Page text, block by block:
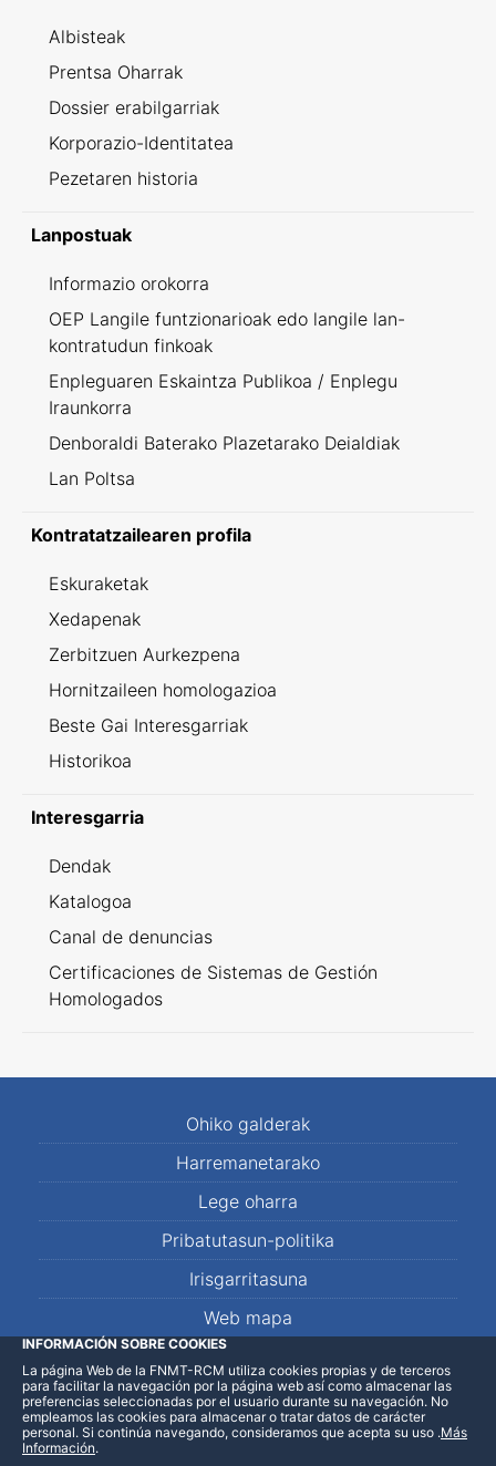
Albisteak
Prentsa Oharrak
Dossier erabilgarriak
Korporazio-Identitatea
Pezetaren historia
Lanpostuak
Informazio orokorra
OEP Langile funtzionarioak edo langile lan-
kontratudun finkoak
Enpleguaren Eskaintza Publikoa / Enplegu
Iraunkorra
Denboraldi Baterako Plazetarako Deialdiak
Lan Poltsa
Kontratatzailearen profila
Eskuraketak
Xedapenak
Zerbitzuen Aurkezpena
Hornitzaileen homologazioa
Beste Gai Interesgarriak
Historikoa
Interesgarria
Dendak
Katalogoa
Canal de denuncias
Certificaciones de Sistemas de Gestión
Homologados
Ohiko galderak
Harremanetarako
Lege oharra
Pribatutasun-politika
Irisgarritasuna
Web mapa
LinkedInFacebookWhatsApp
INFORMACIÓN SOBRE COOKIES
La página Web de la FNMT-RCM utiliza cookies propias y de terceros
para facilitar la navegación por la página web así como almacenar las
preferencias seleccionadas por el usuario durante su navegación. No
empleamos las cookies para almacenar o tratar datos de carácter
personal. Si continúa navegando, consideramos que acepta su uso .Más
Información.